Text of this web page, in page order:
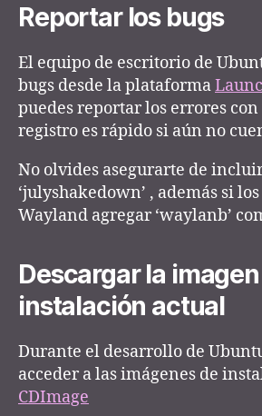
Reportar los bugs
El equipo de escritorio de
bugs desde la plataforma
puedes reportar los errores
registro es rápido si aún no
No olvides asegurarte de
‘julyshakedown’ , además si
Wayland agregar ‘waylanb’
Descargar la
instalación actual
Durante el desarrollo de
acceder a las imágenes de
CDImage